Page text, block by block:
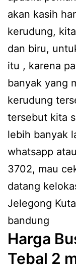
akan kasih
kerudung,
dan biru,
itu , karena
banyak yang
kerudung
tersebut kita
lebih banyak
whatsapp
3702, mau
datang
Jelegong
bandung
Harga
Tebal 2